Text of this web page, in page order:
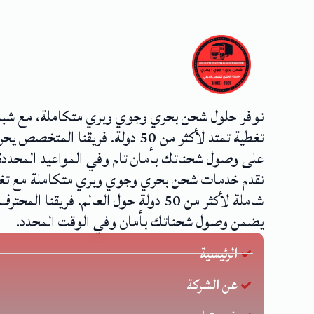
نوفر حلول شحن بحري وجوي وبري متكاملة، مع
تغطية تمتد لأكثر من 50 دولة. فريقنا
على وصول شحناتك بأمان تام وفي المواعيد
نقدم خدمات شحن بحري وجوي وبري متكاملة مع
شاملة لأكثر من 50 دولة حول العالم. فريقنا
يضمن وصول شحناتك بأمان وفي الوقت المحدد.
الرئيسية
عن الشركة